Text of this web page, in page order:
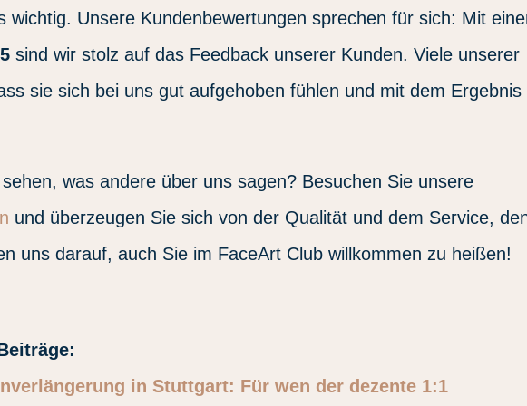
wichtig. Unsere Kundenbewertungen sprechen für sich: Mit
sind wir stolz auf das Feedback unserer Kunden. Viele unserer
sie sich bei uns gut aufgehoben fühlen und mit dem Ergebnis
was andere über uns sagen? Besuchen Sie unsere
und überzeugen Sie sich von der Qualität und dem Service,
uns darauf, auch Sie im FaceArt Club willkommen zu heißen!
in Stuttgart: Für wen der dezente 1:1